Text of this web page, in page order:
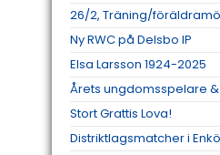
26/2, Träning/
Ny RWC på Delsbo IP
Elsa Larsson 1924-2025
Årets ungdomsspelare
Stort Grattis Lova!
Distriktlagsmatcher i